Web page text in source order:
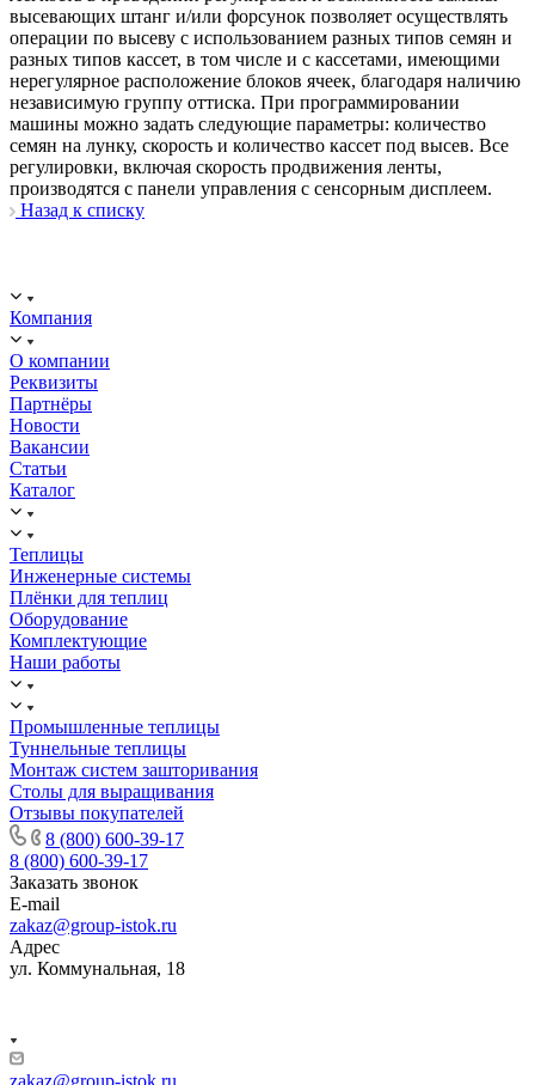
высевающих штанг и/или форсунок позволяет осуществлять
операции по высеву с использованием разных типов семян и
разных типов кассет, в том числе и с кассетами, имеющими
нерегулярное расположение блоков ячеек, благодаря наличию
независимую группу оттиска. При программировании
машины можно задать следующие параметры: количество
семян на лунку, скорость и количество кассет под высев. Все
регулировки, включая скорость продвижения ленты,
производятся с панели управления с сенсорным дисплеем.
Назад к списку
Компания
О компании
Реквизиты
Партнёры
Новости
Вакансии
Статьи
Каталог
Теплицы
Инженерные системы
Плёнки для теплиц
Оборудование
Комплектующие
Наши работы
Промышленные теплицы
Туннельные теплицы
Монтаж систем зашторивания
Столы для выращивания
Отзывы покупателей
8 (800) 600-39-17
8 (800) 600-39-17
Заказать звонок
E-mail
zakaz@group-istok.ru
Адрес
ул. Коммунальная, 18
zakaz@group-istok.ru